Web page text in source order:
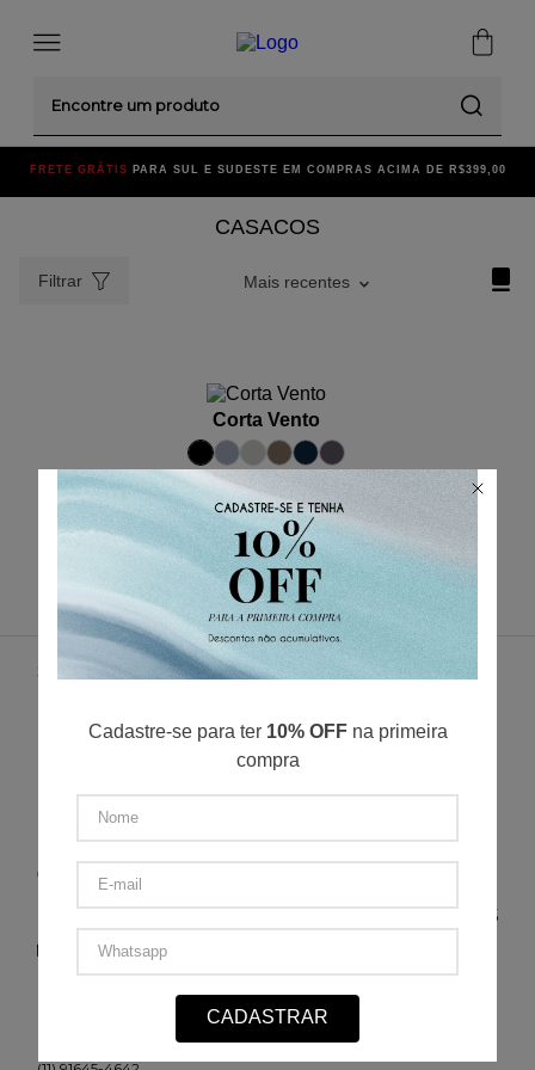
FRETE GRÁTIS PARA SUL E SUDESTE EM COMPRAS ACIMA DE R$399,00
CASACOS
Filtrar Mais recentes
ADICIONAR AO CARRINHO
Corta Vento
P M G 3G
R$ 599,00 /6x deR$ 99,83
SUPORTE
ENTREGA
FORMAS DE PAGAMENTO
MINHA CONTA
CONTATO
(11) 2693-4155
sac@redfeather.com.br
SHOPPING ELDORADO, PISO 1 - SÃO PAULO - SP
MORUMBI SHOPPING, PISO TÉRREO - SÃO PAULO - SP
Cadastre-se para ter 10% OFFna primeira
compra
CADASTRAR